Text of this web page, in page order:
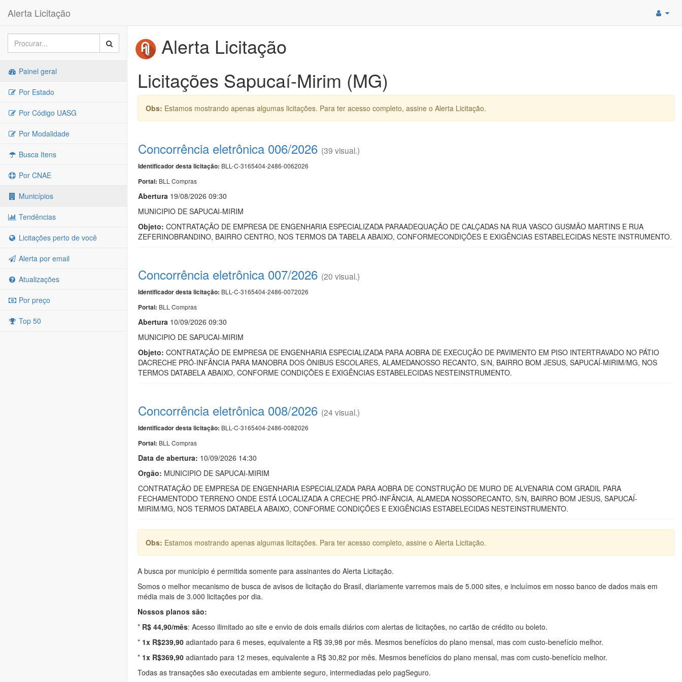
Alerta Licitação
Painel geral
Por Estado
Por Código UASG
Por Modalidade
Busca Itens
Por CNAE
Municípios
Tendências
Licitações perto de você
Alerta por email
Atualizações
Por preço
Top 50
Alerta Licitação
Licitações Sapucaí-Mirim (MG)
Obs: Estamos mostrando apenas algumas licitações. Para ter acesso completo, assine o Alerta Licitação.
Concorrência eletrônica 006/2026 (39 visual.)
Identificador desta licitação: BLL-C-3165404-2486-0062026
Portal: BLL Compras
Abertura 19/08/2026 09:30
MUNICIPIO DE SAPUCAI-MIRIM
Objeto: CONTRATAÇÃO DE EMPRESA DE ENGENHARIA ESPECIALIZADA PARAADEQUAÇÃO DE CALÇADAS NA RUA VASCO GUSMÃO MARTINS E RUA
ZEFERINOBRANDINO, BAIRRO CENTRO, NOS TERMOS DA TABELA ABAIXO, CONFORMECONDIÇÕES E EXIGÊNCIAS ESTABELECIDAS NESTE INSTRUMENTO.
Concorrência eletrônica 007/2026 (20 visual.)
Identificador desta licitação: BLL-C-3165404-2486-0072026
Portal: BLL Compras
Abertura 10/09/2026 09:30
MUNICIPIO DE SAPUCAI-MIRIM
Objeto: CONTRATAÇÃO DE EMPRESA DE ENGENHARIA ESPECIALIZADA PARA AOBRA DE EXECUÇÃO DE PAVIMENTO EM PISO INTERTRAVADO NO PÁTIO
DACRECHE PRÓ-INFÂNCIA PARA MANOBRA DOS ÔNIBUS ESCOLARES, ALAMEDANOSSO RECANTO, S/N, BAIRRO BOM JESUS, SAPUCAÍ-MIRIM/MG, NOS
TERMOS DATABELA ABAIXO, CONFORME CONDIÇÕES E EXIGÊNCIAS ESTABELECIDAS NESTEINSTRUMENTO.
Concorrência eletrônica 008/2026 (24 visual.)
Identificador desta licitação: BLL-C-3165404-2486-0082026
Portal: BLL Compras
Data de abertura: 10/09/2026 14:30
Orgão: MUNICIPIO DE SAPUCAI-MIRIM
CONTRATAÇÃO DE EMPRESA DE ENGENHARIA ESPECIALIZADA PARA AOBRA DE CONSTRUÇÃO DE MURO DE ALVENARIA COM GRADIL PARA
FECHAMENTODO TERRENO ONDE ESTÁ LOCALIZADA A CRECHE PRÓ-INFÂNCIA, ALAMEDA NOSSORECANTO, S/N, BAIRRO BOM JESUS, SAPUCAÍ-
MIRIM/MG, NOS TERMOS DATABELA ABAIXO, CONFORME CONDIÇÕES E EXIGÊNCIAS ESTABELECIDAS NESTEINSTRUMENTO.
Obs: Estamos mostrando apenas algumas licitações. Para ter acesso completo, assine o Alerta Licitação.
A busca por município é permitida somente para assinantes do Alerta Licitação.
Somos o melhor mecanismo de busca de avisos de licitação do Brasil, diariamente varremos mais de 5.000 sites, e incluímos em nosso banco de dados mais em
média mais de 3.000 licitações por dia.
Nossos planos são:
* R$ 44,90/mês: Acesso ilimitado ao site e envio de dois emails diários com alertas de licitações, no cartão de crédito ou boleto.
* 1x R$239,90 adiantado para 6 meses, equivalente a R$ 39,98 por mês. Mesmos benefícios do plano mensal, mas com custo-benefício melhor.
* 1x R$369,90 adiantado para 12 meses, equivalente a R$ 30,82 por mês. Mesmos benefícios do plano mensal, mas com custo-benefício melhor.
Todas as transações são executadas em ambiente seguro, intermediadas pelo pagSeguro.